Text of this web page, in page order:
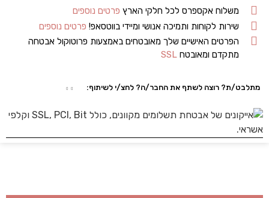
משלוח אקספרס לכל חלקי הארץ פרטים נוספים
שירות לקוחות ותמיכה אנושי ומיידי בווטסאפ! פרטים נוספים
הפרטים האישיים שלך מאובטחים באמצעות פרוטוקול אבטחה
מתקדם ומאובטחSSL
מתלבט/ת? רוצה לשתף את החבר/ה? לחצ/י לשיתוף: